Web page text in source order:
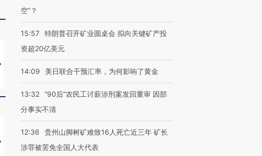
视线｜“入侵”还是“人道危
机”？难民潮撕裂西班牙
飞地休达
128毫米 紧急转移近
4000人
雨 3小时累计雨量超80毫
米
【推广】走进第四届链博
会，让数智科技“链”接产
【特别呈现】寻找100种
空”？
15:57 特朗普召开矿业圆桌会 拟向关键矿产投
资超20亿美元
14:09 美日联合干预汇率，为何影响了黄金
13:32 “90后”农民工讨薪涉刑案发回重审 因部
分事实不清
12:36
贵州山脚树矿难致16人死亡近三年 矿长
涉罪被罢免全国人大代表